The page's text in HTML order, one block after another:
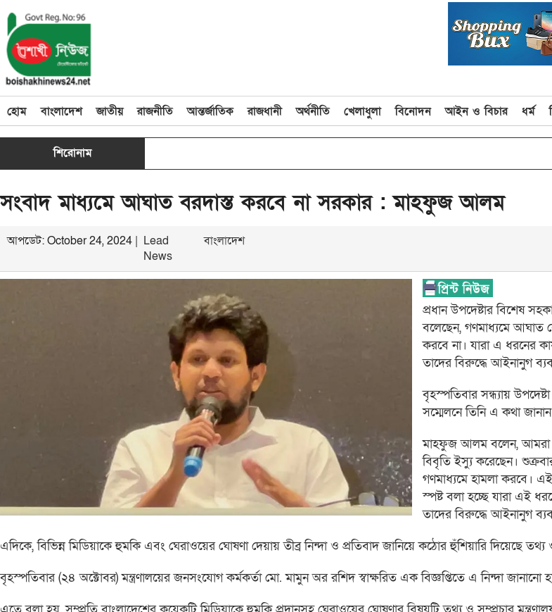
হোম বাংলাদেশ জাতীয় রাজনীতি আন্তর্জাতিক রাজধানী অর্থনীতি খেলাধুলা বিনোদন আইন ও বিচার ধর্ম
শিরোনাম
সংবাদ মাধ্যমে আঘাত বরদাস্ত করবে না সরকার : মাহফুজ আলম
আপডেট: October 24, 2024 | Lead
News
বাংলাদেশ
প্রধান উপদেষ্টার বিশেষ
বলেছেন, গণমাধ্যমে আঘাত
করবে না। যারা এ ধরনের
তাদের বিরুদ্ধে আইনানুগ
বৃহস্পতিবার সন্ধ্যায়
সম্মেলনে তিনি এ কথা
মাহফুজ আলম বলেন, আমরা
বিবৃতি ইস্যু করেছেন।
গণমাধ্যমে হামলা করবে।
স্পষ্ট বলা হচ্ছে যারা এই
তাদের বিরুদ্ধে আইনানুগ
এদিকে, বিভিন্ন মিডিয়াকে হুমকি এবং ঘেরাওয়ের ঘোষণা দেয়ায় তীব্র নিন্দা ও প্রতিবাদ জানিয়ে কঠোর হুঁশিয়ারি দিয়েছে তথ্য ও
বৃহস্পতিবার (২৪ অক্টোবর) মন্ত্রণালয়ের জনসংযোগ কর্মকর্তা মো. মামুন অর রশিদ স্বাক্ষরিত এক বিজ্ঞপ্তিতে এ নিন্দা জানানো